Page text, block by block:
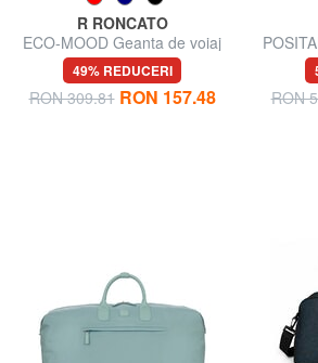
R RONCATO
ECO-MOOD Geanta de voiaj
rucsac
49% REDUCERI
RON 309.81 RON 157.48 RON